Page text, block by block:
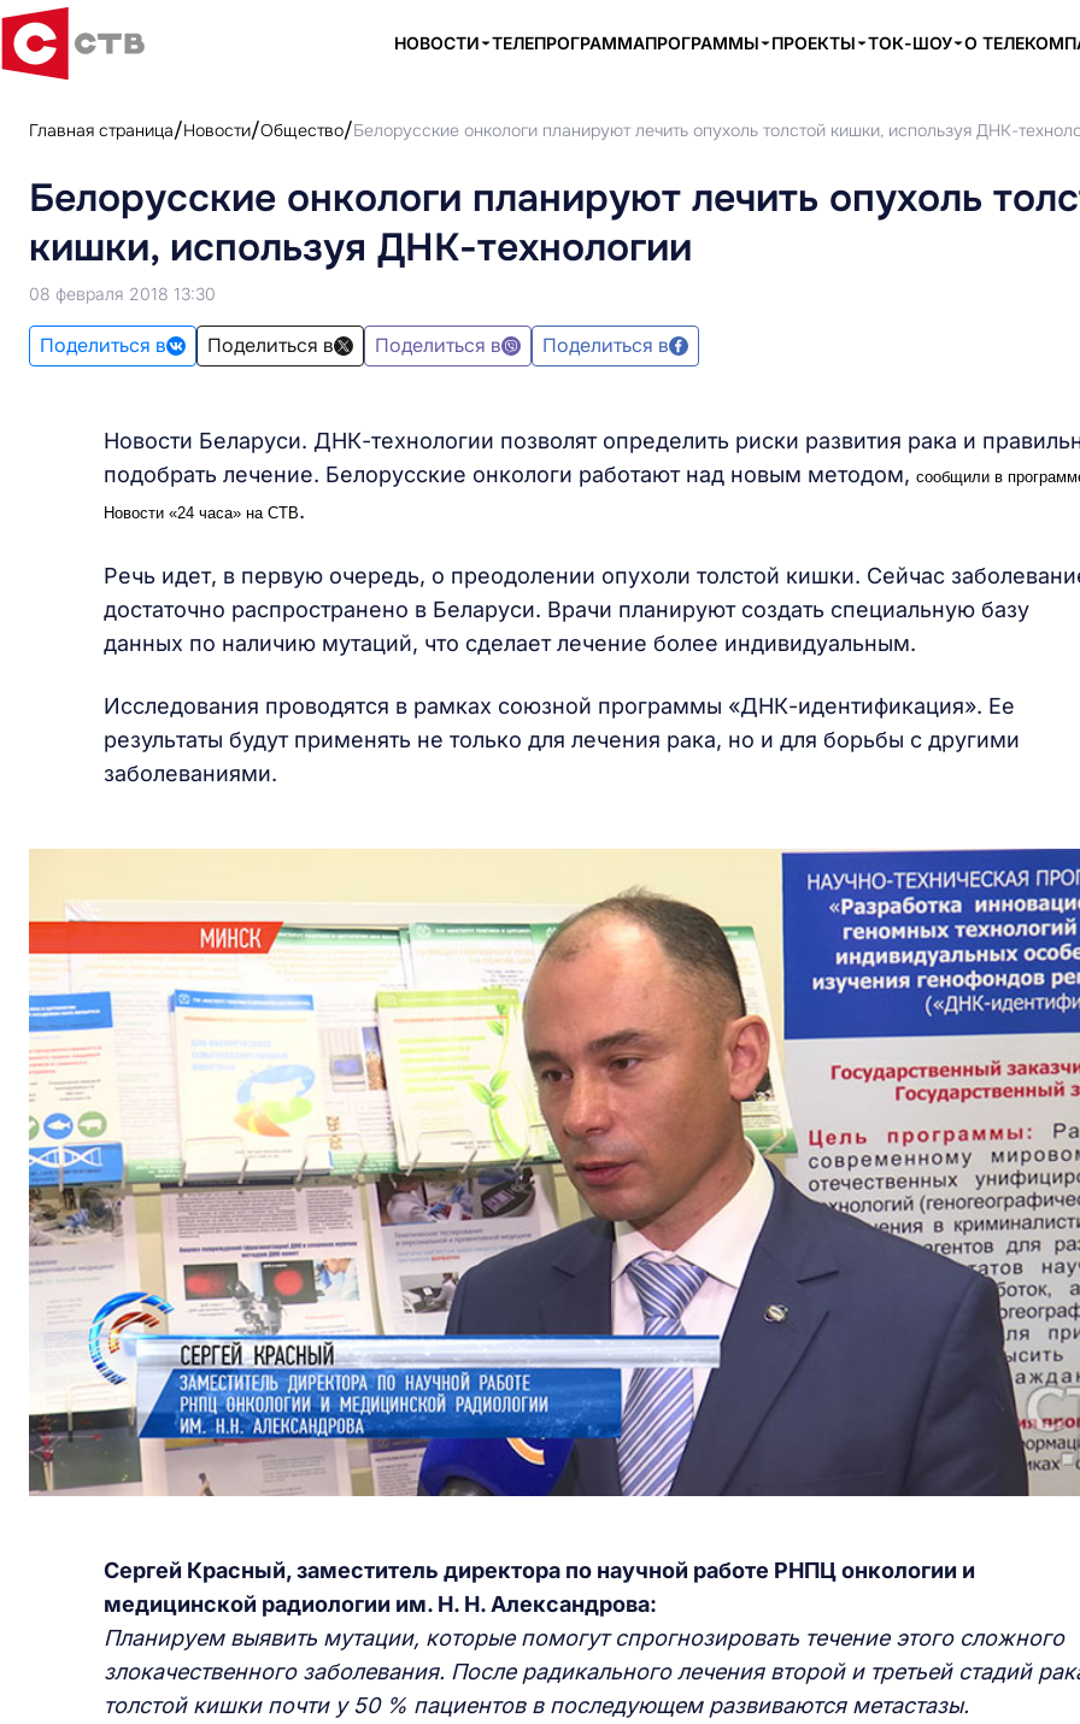
НОВОСТИ ТЕЛЕПРОГРАММАПРОГРАММЫ ПРОЕКТЫ ТОК-ШОУ О
Главная страница Новости Общество Белорусские онкологи планируют лечить опухоль толстой кишки, используя ДНК-
Белорусские онкологи планируют лечить опухоль
кишки, используя ДНК-технологии
08 февраля 2018 13:30
Поделиться в Поделиться в Поделиться в Поделиться в
Новости Беларуси. ДНК-технологии позволят определить риски развития рака и
подобрать лечение. Белорусские онкологи работают над новым методом, сообщили в
Новости «24 часа» на СТВ.
Речь идет, в первую очередь, о преодолении опухоли толстой кишки. Сейчас
достаточно распространено в Беларуси. Врачи планируют создать специальную базу
данных по наличию мутаций, что сделает лечение более индивидуальным.
Исследования проводятся в рамках союзной программы «ДНК-идентификация». Ее
результаты будут применять не только для лечения рака, но и для борьбы с другими
заболеваниями.
Сергей Красный, заместитель директора по научной работе РНПЦ онкологии и
медицинской радиологии им. Н. Н. Александрова:
Планируем выявить мутации, которые помогут спрогнозировать течение этого сложного
злокачественного заболевания. После радикального лечения второй и третьей стадий
толстой кишки почти у 50 % пациентов в последующем развиваются метастазы.